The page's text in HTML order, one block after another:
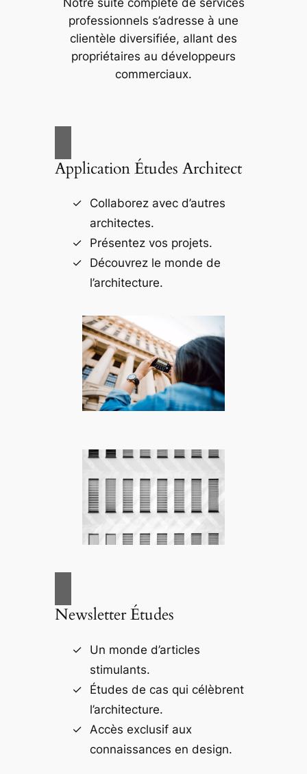
Notre suite complète de services
professionnels s’adresse à une
clientèle diversifiée, allant des
propriétaires au développeurs
commerciaux.
Application Études Architect
Collaborez avec d’autres
architectes.
Présentez vos projets.
Découvrez le monde de
l’architecture.
Newsletter Études
Un monde d’articles
stimulants.
Études de cas qui célèbrent
l’architecture.
Accès exclusif aux
connaissances en design.